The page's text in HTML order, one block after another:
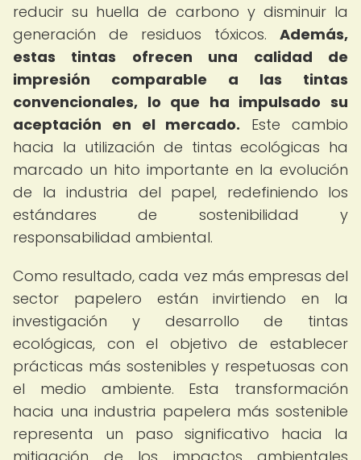
reducir su huella de carbono y disminuir la
generación de residuos tóxicos. Además,
estas tintas ofrecen una calidad de
impresión comparable a las tintas
convencionales, lo que ha impulsado su
aceptación en el mercado. Este cambio
hacia la utilización de tintas ecológicas ha
marcado un hito importante en la evolución
de la industria del papel, redefiniendo los
estándares de sostenibilidad y
responsabilidad ambiental.
Como resultado, cada vez más empresas del
sector papelero están invirtiendo en la
investigación y desarrollo de tintas
ecológicas, con el objetivo de establecer
prácticas más sostenibles y respetuosas con
el medio ambiente. Esta transformación
hacia una industria papelera más sostenible
representa un paso significativo hacia la